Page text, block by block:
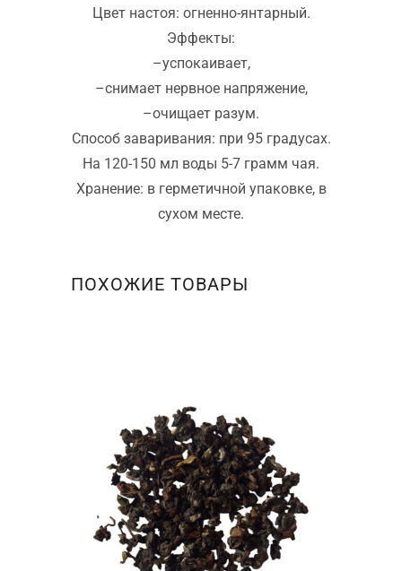
Цвет настоя: огненно-янтарный.
Эффекты:
–успокаивает,
–снимает нервное напряжение,
–очищает разум.
Способ заваривания: при 95 градусах.
На 120-150 мл воды 5-7 грамм чая.
Хранение: в герметичной упаковке, в
сухом месте.
ПОХОЖИЕ ТОВАРЫ